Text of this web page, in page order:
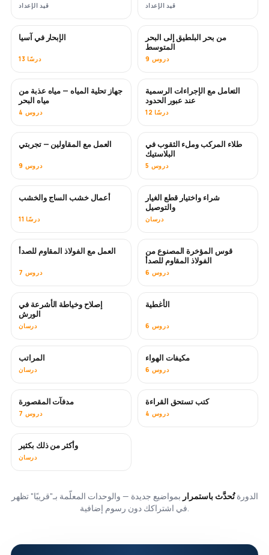
قيد الإعداد قيد الإعداد
قريبًا
الإبحار في آسيا
13 درسًا
قريبًا
من بحر البلطيق إلى البحر
المتوسط
9 دروس
قريبًا
جهاز تحلية المياه — مياه عذبة من
مياه البحر
4 دروس
التعامل مع الإجراءات الرسمية
عند عبور الحدود
12 درسًا
قريبًا
العمل مع المقاولين — تجربتي
9 دروس
قريبًا
طلاء المركب وملء الثقوب في
البلاستيك
5 دروس
أعمال خشب الساج والخشب
11 درسًا
قريبًا
شراء واختيار قطع الغيار
والتوصيل
درسان
قريبًا
العمل مع الفولاذ المقاوم للصدأ
7 دروس
قوس المؤخرة المصنوع من
الفولاذ المقاوم للصدأ
6 دروس
قريبًا
إصلاح وخياطة الأشرعة في
الورش
درسان
الأغطية
6 دروس
المراتب
درسان
قريبًا
مكيفات الهواء
6 دروس
قريبًا
مدفآت المقصورة
7 دروس
قريبًا
كتب تستحق القراءة
4 دروس
قريبًا
وأكثر من ذلك بكثير
درسان
الدورةتُحدَّث باستمرار بمواضيع جديدة — والوحدات المعلّمة بـ"قريبًا" تظهر
في اشتراكك دون رسوم إضافية.